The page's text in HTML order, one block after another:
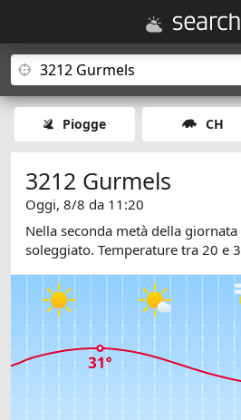
Piogge CH
3212 Gurmels
Oggi, 8/8 da 11:20
Nella seconda metà della giornata
soleggiato. Temperature tra 20 e